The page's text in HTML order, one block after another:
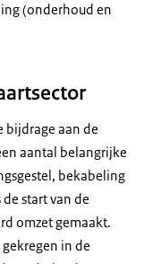
(onderhoud en
bijdrage aan de
aantal belangrijke
bekabeling
start van de
omzet gemaakt.
in de